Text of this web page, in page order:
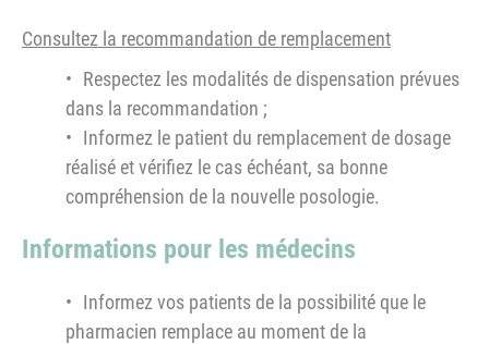
Consultez la recommandation de remplacement
Respectez les modalités de dispensation prévues
dans la recommandation ;
Informez le patient du remplacement de dosage
réalisé et vérifiez le cas échéant, sa bonne
compréhension de la nouvelle posologie.
Informations pour les médecins
Informez vos patients de la possibilité que le
pharmacien remplace au moment de la